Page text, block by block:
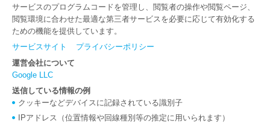
サービスのプログラムコードを管理し、閲覧者の操作や閲覧ページ、
閲覧環境に合わせた最適な第三者サービスを必要に応じて有効化する
ための機能を提供しています。
サービスサイト
プライバシーポリシー
運営会社について
Google LLC
送信している情報の例
クッキーなどデバイスに記録されている識別子
IPアドレス（位置情報や回線種別等の推定に用いられます）